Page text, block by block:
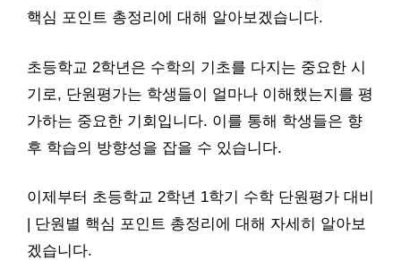
핵심 포인트 총정리에 대해 알아보겠습니다.
초등학교 2학년은 수학의 기초를 다지는 중요한 시
기로, 단원평가는 학생들이 얼마나 이해했는지를 평
가하는 중요한 기회입니다. 이를 통해 학생들은 향
후 학습의 방향성을 잡을 수 있습니다.
이제부터 초등학교 2학년 1학기 수학 단원평가 대비
| 단원별 핵심 포인트 총정리에 대해 자세히 알아보
겠습니다.